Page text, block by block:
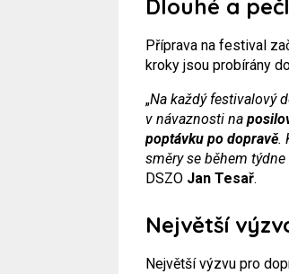
Dlouhé a
Příprava na festival
kroky jsou probírány
„Na každý festivalový
v návaznosti na
poptávku po dopravě.
směry se během
DSZO Jan Tesař.
Největší
Největší výzvu pro